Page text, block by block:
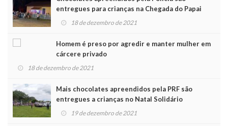
entregues para crianças na Chegada do Papai
Noel 18 de dezembro de 2021
Homem é preso por agredir e manter mulher em
cárcere privado
18 de dezembro de 2021
Mais chocolates apreendidos pela PRF são
entregues a crianças no Natal Solidário
19 de dezembro de 2021